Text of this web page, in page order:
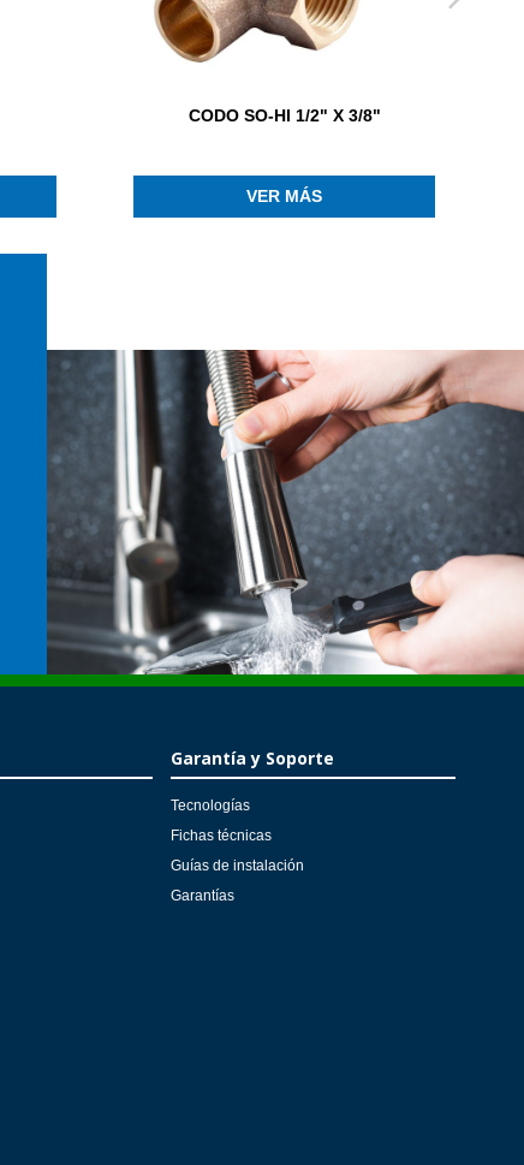
CODO SO-HI 1/2" X 3/8"
VER MÁS
Garantía y Soporte
Tecnologías
Fichas técnicas
Guías de instalación
Garantías